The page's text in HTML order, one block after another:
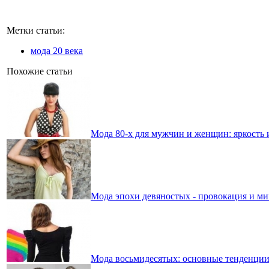
Метки статьи:
мода 20 века
Похожие статьи
Мода 80-х для мужчин и женщин: яркость
Мода эпохи девяностых - провокация и
Мода восьмидесятых: основные тенденции